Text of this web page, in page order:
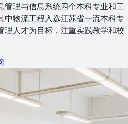
管理与信息系统四个本科专业和工
中物流工程入选江苏省一流本科专
理人才为目标，注重实践教学和校